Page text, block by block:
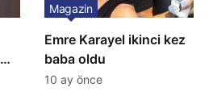
Emre Karayel ikinci kez
baba oldu
Magazin
10 ay önce